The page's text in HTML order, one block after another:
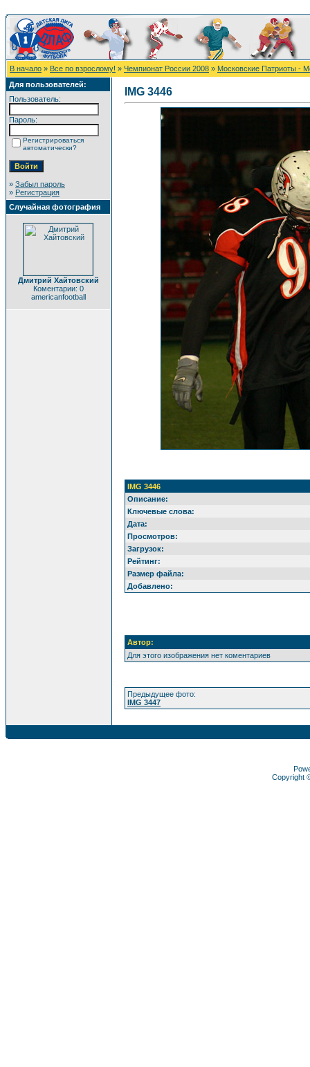
В начало » Все по взрослому! » Чемпионат России 2008 » Московские Патриоты -
Для пользователей:
Пользователь:
Пароль:
Регистрироваться
автоматически?
» Забыл пароль
» Регистрация
Случайная фотография
Дмитрий Хайтовский
Коментарии: 0
americanfootball
IMG 3446
IMG 3446
Описание:
Ключевые слова:
Дата:
Просмотров:
Загрузок:
Рейтинг:
Размер файла:
Добавлено:
Автор:
Для этого изображения нет коментариев
Предыдущее фото:
IMG 3447
Copyright